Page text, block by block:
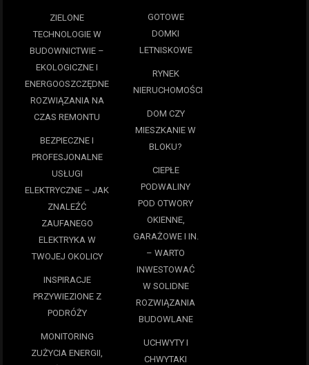
ZIELONE
TECHNOLOGIE W
BUDOWNICTWIE –
EKOLOGICZNE I
ENERGOOSZCZĘDNE
ROZWIĄZANIA NA
CZAS REMONTU
BEZPIECZNE I
PROFESJONALNE
USŁUGI
ELEKTRYCZNE – JAK
ZNALEŹĆ
ZAUFANEGO
ELEKTRYKA W
TWOJEJ OKOLICY
INSPIRACJE
PRZYWIEZIONE Z
PODRÓŻY
MONITORING
ZUŻYCIA ENERGII,
GOTOWE
DOMKI
LETNISKOWE
RYNEK
NIERUCHOMOŚCI
DOM CZY
MIESZKANIE W
BLOKU?
CIEPŁE
PODWALINY
POD OTWORY
OKIENNE,
GARAŻOWE I IN.
– WARTO
INWESTOWAĆ
W SOLIDNE
ROZWIĄZANIA
BUDOWLANE
UCHWYTY I
CHWYTAKI